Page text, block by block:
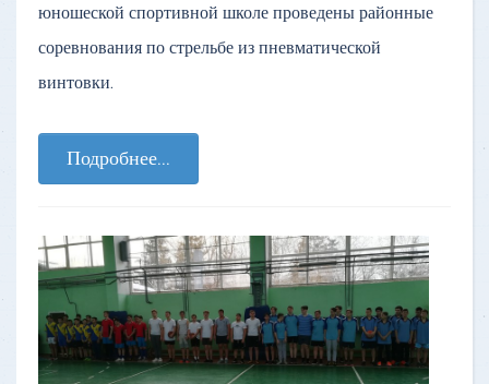
юношеской спортивной школе проведены районные
соревнования по стрельбе из пневматической
винтовки.
Подробнее...